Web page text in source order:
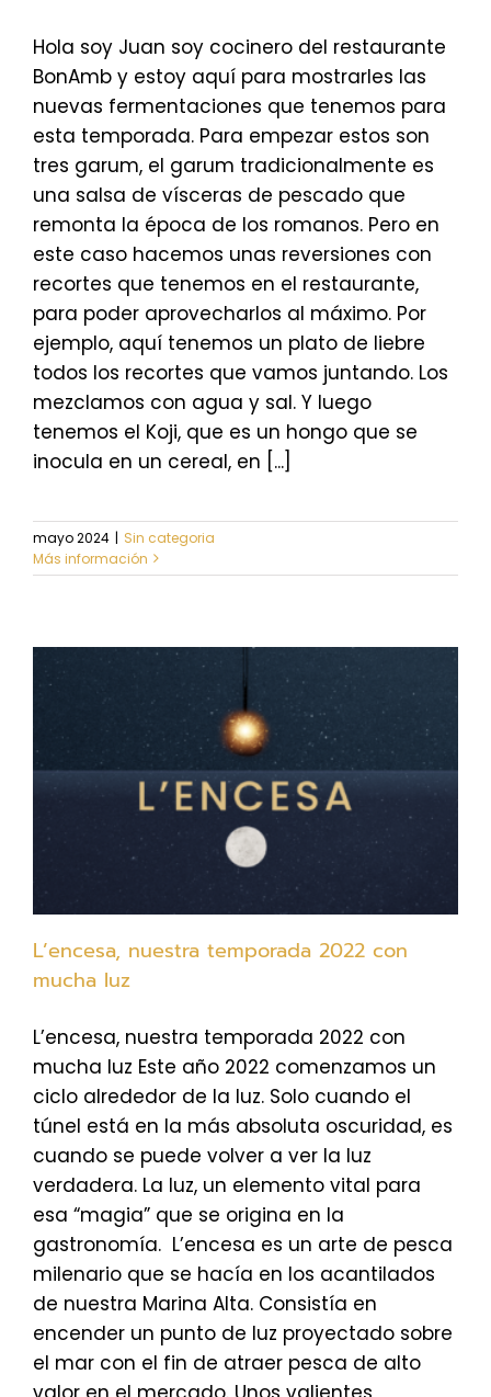
Hola soy Juan soy cocinero del restaurante
BonAmb y estoy aquí para mostrarles las
nuevas fermentaciones que tenemos para
esta temporada. Para empezar estos son
tres garum, el garum tradicionalmente es
una salsa de vísceras de pescado que
remonta la época de los romanos. Pero en
este caso hacemos unas reversiones con
recortes que tenemos en el restaurante,
para poder aprovecharlos al máximo. Por
ejemplo, aquí tenemos un plato de liebre
todos los recortes que vamos juntando. Los
mezclamos con agua y sal. Y luego
tenemos el Koji, que es un hongo que se
inocula en un cereal, en [...]
mayo 2024 | Sin categoria
Más información
L’encesa, nuestra temporada 2022 con
mucha luz
L’encesa, nuestra temporada 2022 con
mucha luz Este año 2022 comenzamos un
ciclo alrededor de la luz. Solo cuando el
túnel está en la más absoluta oscuridad, es
cuando se puede volver a ver la luz
verdadera. La luz, un elemento vital para
esa “magia” que se origina en la
gastronomía. L’encesa es un arte de pesca
milenario que se hacía en los acantilados
de nuestra Marina Alta. Consistía en
encender un punto de luz proyectado sobre
el mar con el fin de atraer pesca de alto